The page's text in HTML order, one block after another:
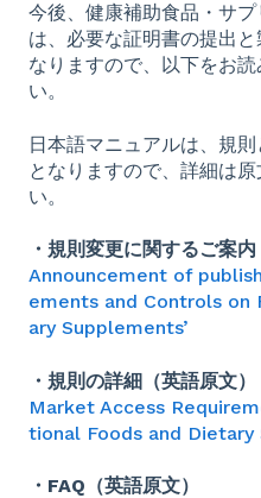
今後、健康補助食品・サ
は、必要な証明書の提出
なりますので、以下をお
い。
日本語マニュアルは、規
となりますので、詳細は
い。
・規則変更に関するご案内
Announcement of
ements and Controls on
ary Supplements’
・規則の詳細（英語原文）
Market Access
tional Foods and
・FAQ（英語原文）